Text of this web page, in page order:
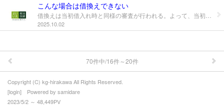
こんな場合は借換えできない
2025.10.02
70件中/16件～20件
Copyright (C) kg-hirakawa All Rights Reserved.
[login] Powered by samidare
2023/5/2 ～ 48,449PV